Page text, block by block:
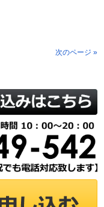
次のページ »